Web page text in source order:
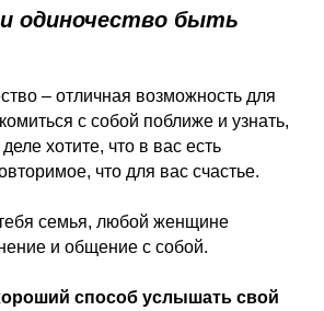
одиночество быть
– отличная возможность для
с собой поближе и узнать,
хотите, что в вас есть
что для вас счастье.
семья, любой женщине
и общение с собой.
способ услышать свой